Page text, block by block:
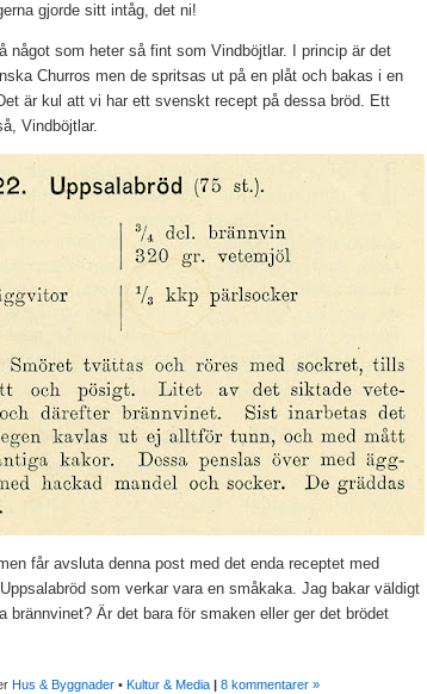
gjorde sitt intåg, det ni!
något som heter så fint som Vindböjtlar. I princip är det
Churros men de spritsas ut på en plåt och bakas i en
är kul att vi har ett svenskt recept på dessa bröd. Ett
Vindböjtlar.
får avsluta denna post med det enda receptet med
som verkar vara en småkaka. Jag bakar väldigt
brännvinet? Är det bara för smaken eller ger det brödet
Hus & Byggnader • Kultur & Media | 8 kommentarer »